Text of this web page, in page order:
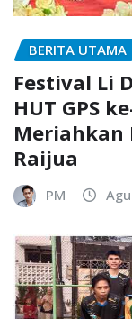
BERITA UTAMA
Festival Li
HUT GPS
Meriahkan
Raijua
PM